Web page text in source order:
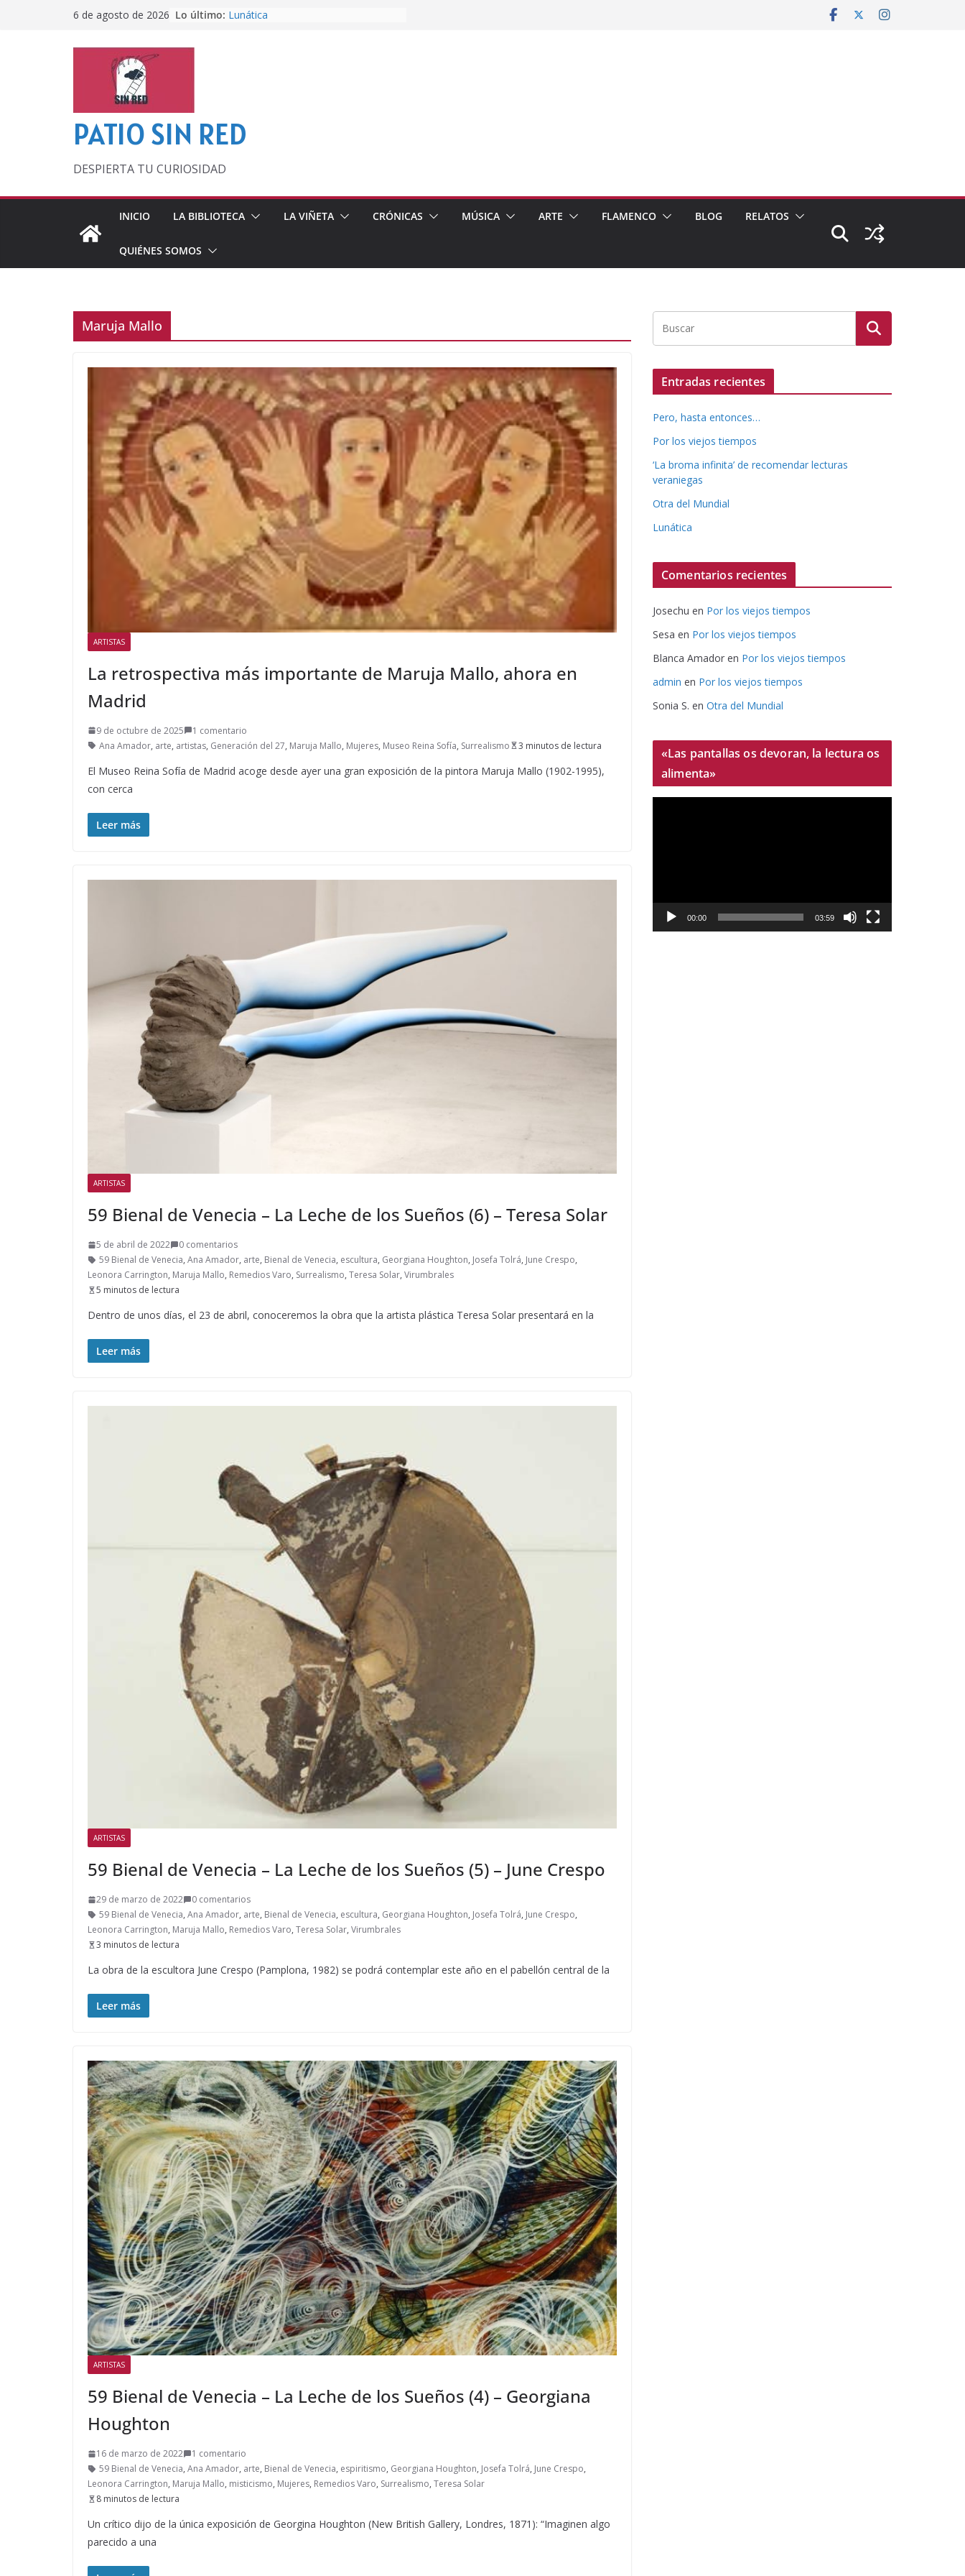
6 de agosto de 2026 Lo último: Lunática
PATIO SIN RED
DESPIERTA TU CURIOSIDAD
INICIO LA BIBLIOTECA LA VIÑETA CRÓNICAS MÚSICA ARTE FLAMENCO BLOG RELATOS
QUIÉNES SOMOS
Maruja Mallo
ARTISTAS
La retrospectiva más importante de Maruja Mallo, ahora en
Madrid
9 de octubre de 2025
1 comentario
Ana Amador, arte, artistas, Generación del 27, Maruja Mallo, Mujeres, Museo Reina Sofía, Surrealismo 3 minutos de lectura
El Museo Reina Sofía de Madrid acoge desde ayer una gran exposición de la pintora Maruja Mallo (1902-1995),
con cerca
Leer más
ARTISTAS
59 Bienal de Venecia – La Leche de los Sueños (6) – Teresa Solar
5 de abril de 2022
0 comentarios
59 Bienal de Venecia, Ana Amador, arte, Bienal de Venecia, escultura, Georgiana Houghton, Josefa Tolrá, June Crespo,
Leonora Carrington, Maruja Mallo, Remedios Varo, Surrealismo, Teresa Solar, Virumbrales
5 minutos de lectura
Dentro de unos días, el 23 de abril, conoceremos la obra que la artista plástica Teresa Solar presentará en la
Leer más
ARTISTAS
59 Bienal de Venecia – La Leche de los Sueños (5) – June Crespo
29 de marzo de 2022
0 comentarios
59 Bienal de Venecia, Ana Amador, arte, Bienal de Venecia, escultura, Georgiana Houghton, Josefa Tolrá, June Crespo,
Leonora Carrington, Maruja Mallo, Remedios Varo, Teresa Solar, Virumbrales
3 minutos de lectura
La obra de la escultora June Crespo (Pamplona, 1982) se podrá contemplar este año en el pabellón central de la
Leer más
ARTISTAS
59 Bienal de Venecia – La Leche de los Sueños (4) – Georgiana
Houghton
16 de marzo de 2022
1 comentario
59 Bienal de Venecia, Ana Amador, arte, Bienal de Venecia, espiritismo, Georgiana Houghton, Josefa Tolrá, June Crespo,
Leonora Carrington, Maruja Mallo, misticismo, Mujeres, Remedios Varo, Surrealismo, Teresa Solar
8 minutos de lectura
Un crítico dijo de la única exposición de Georgina Houghton (New British Gallery, Londres, 1871): “Imaginen algo
parecido a una
Entradas recientes
Pero, hasta entonces…
Por los viejos tiempos
‘La broma infinita’ de recomendar lecturas
veraniegas
Otra del Mundial
Lunática
Comentarios recientes
Josechu en Por los viejos tiempos
Sesa en Por los viejos tiempos
Blanca Amador en Por los viejos tiempos
admin en Por los viejos tiempos
Sonia S. en Otra del Mundial
«Las pantallas os devoran, la lectura os
alimenta»
c
00:00 03:59